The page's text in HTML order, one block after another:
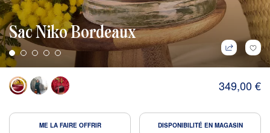
Sac Niko Bordeaux
349,00 €
ME LA FAIRE OFFRIR DISPONIBILITÉ EN MAGASIN